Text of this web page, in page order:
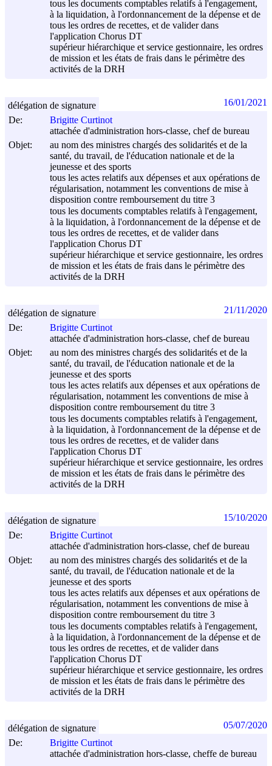
tous les documents comptables relatifs à l'engagement,
à la liquidation, à l'ordonnancement de la dépense et de
tous les ordres de recettes, et de valider dans
l'application Chorus DT
supérieur hiérarchique et service gestionnaire, les ordres
de mission et les états de frais dans le périmètre des
activités de la DRH
De:
Brigitte Curtinot
attachée d'administration hors-classe, chef de bureau
Objet:
au nom des ministres chargés des solidarités et de la
santé, du travail, de l'éducation nationale et de la
jeunesse et des sports
tous les actes relatifs aux dépenses et aux opérations de
régularisation, notamment les conventions de mise à
disposition contre remboursement du titre 3
tous les documents comptables relatifs à l'engagement,
à la liquidation, à l'ordonnancement de la dépense et de
tous les ordres de recettes, et de valider dans
l'application Chorus DT
supérieur hiérarchique et service gestionnaire, les ordres
de mission et les états de frais dans le périmètre des
activités de la DRH
délégation de signature 16/01/2021
De:
Brigitte Curtinot
attachée d'administration hors-classe, chef de bureau
Objet:
au nom des ministres chargés des solidarités et de la
santé, du travail, de l'éducation nationale et de la
jeunesse et des sports
tous les actes relatifs aux dépenses et aux opérations de
régularisation, notamment les conventions de mise à
disposition contre remboursement du titre 3
tous les documents comptables relatifs à l'engagement,
à la liquidation, à l'ordonnancement de la dépense et de
tous les ordres de recettes, et de valider dans
l'application Chorus DT
supérieur hiérarchique et service gestionnaire, les ordres
de mission et les états de frais dans le périmètre des
activités de la DRH
délégation de signature 21/11/2020
De:
Brigitte Curtinot
attachée d'administration hors-classe, chef de bureau
Objet:
au nom des ministres chargés des solidarités et de la
santé, du travail, de l'éducation nationale et de la
jeunesse et des sports
tous les actes relatifs aux dépenses et aux opérations de
régularisation, notamment les conventions de mise à
disposition contre remboursement du titre 3
tous les documents comptables relatifs à l'engagement,
à la liquidation, à l'ordonnancement de la dépense et de
tous les ordres de recettes, et de valider dans
l'application Chorus DT
supérieur hiérarchique et service gestionnaire, les ordres
de mission et les états de frais dans le périmètre des
activités de la DRH
délégation de signature 15/10/2020
De:
Brigitte Curtinot
attachée d'administration hors-classe, cheffe de bureau
délégation de signature 05/07/2020